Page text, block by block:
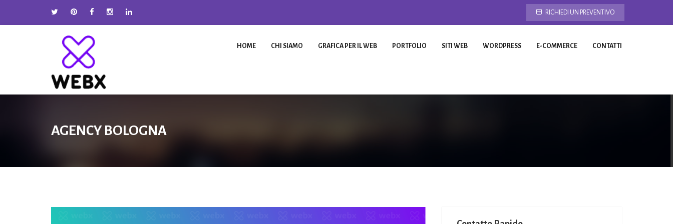
RICHIEDI UN PREVENTIVO
HOME CHI SIAMO GRAFICA PER IL WEB PORTFOLIO SITI WEB WORDPRESS E-COMMERCE CONTATTI
AGENCY BOLOGNA